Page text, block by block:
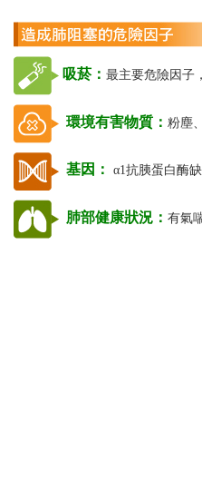
吸菸： 最主要危險因子
環境有害物質： 粉塵
基因： α1抗胰蛋白酶
肺部健康狀況： 有氣